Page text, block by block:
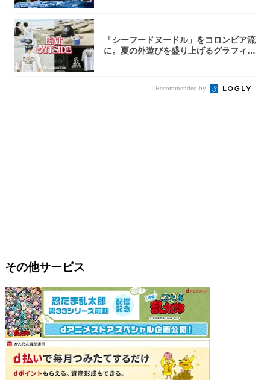
「シーフードヌードル」をコロンビア流
に。夏の外遊びを盛り上げるグラフィッ
Recommended by
その他サービス